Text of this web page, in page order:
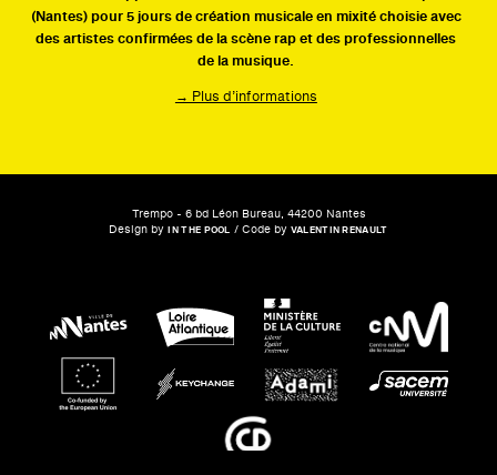
(Nantes) pour 5 jours de création musicale en mixité choisie avec
des artistes confirmées de la scène rap et des professionnelles
de la musique.
→ Plus d’informations
Trempo - 6 bd Léon Bureau, 44200 Nantes
Design byIN THE POOL / Code by VALENTIN RENAULT